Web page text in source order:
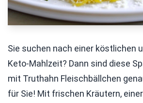
Sie suchen nach einer köstlichen
Keto-Mahlzeit? Dann sind diese
mit Truthahn Fleischbällchen
für Sie! Mit frischen Kräutern,